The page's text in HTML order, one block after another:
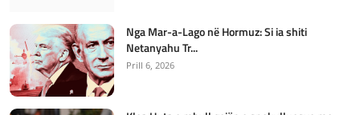
Nga Mar-a-Lago në Hormuz: Si ia shiti
Netanyahu Tr...
Prill 6, 2026